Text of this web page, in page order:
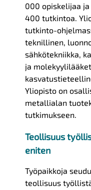
000 opiskelijaa
400 tutkintoa.
tutkinto-
teknillinen,
sähkötekniikka,
ja
Yliopisto on
metallialan
tutkimukseen.
Teollisuus
eniten
Työpaikkoja
teollisuus